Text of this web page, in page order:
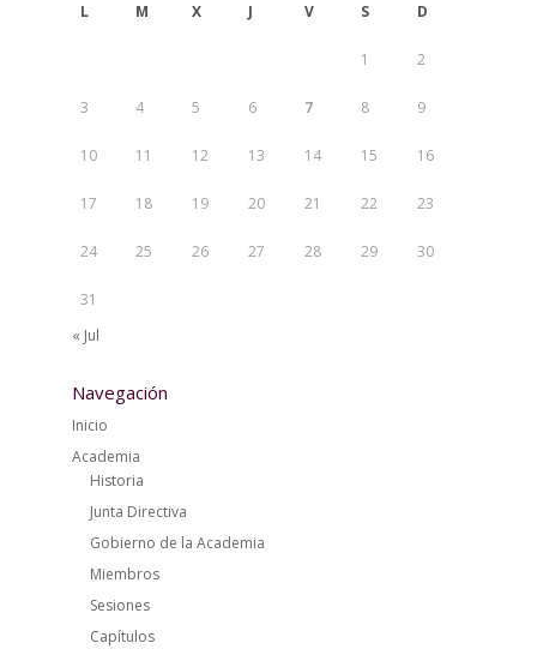
L M X J V S D
1 2
3 4 5 6 7 8 9
10 11 12 13 14 15 16
17 18 19 20 21 22 23
24 25 26 27 28 29 30
31
« Jul
Navegación
Inicio
Academia
Historia
Junta Directiva
Gobierno de la Academia
Miembros
Sesiones
Capítulos